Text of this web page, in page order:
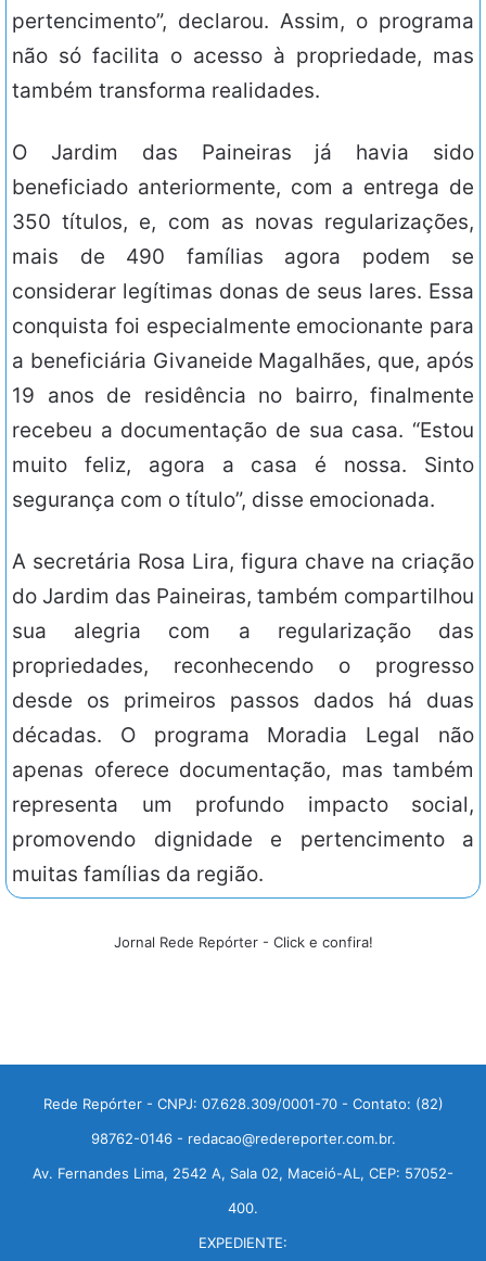
pertencimento”, declarou. Assim, o programa
não só facilita o acesso à propriedade, mas
também transforma realidades.
O Jardim das Paineiras já havia sido
beneficiado anteriormente, com a entrega de
350 títulos, e, com as novas regularizações,
mais de 490 famílias agora podem se
considerar legítimas donas de seus lares. Essa
conquista foi especialmente emocionante para
a beneficiária Givaneide Magalhães, que, após
19 anos de residência no bairro, finalmente
recebeu a documentação de sua casa. “Estou
muito feliz, agora a casa é nossa. Sinto
segurança com o título”, disse emocionada.
A secretária Rosa Lira, figura chave na criação
do Jardim das Paineiras, também compartilhou
sua alegria com a regularização das
propriedades, reconhecendo o progresso
desde os primeiros passos dados há duas
décadas. O programa Moradia Legal não
apenas oferece documentação, mas também
representa um profundo impacto social,
promovendo dignidade e pertencimento a
muitas famílias da região.
Jornal Rede Repórter - Click e confira!
Rede Repórter - CNPJ: 07.628.309/0001-70 - Contato: (82)
98762-0146 - redacao@redereporter.com.br.
Av. Fernandes Lima, 2542 A, Sala 02, Maceió-AL, CEP: 57052-
400.
EXPEDIENTE: